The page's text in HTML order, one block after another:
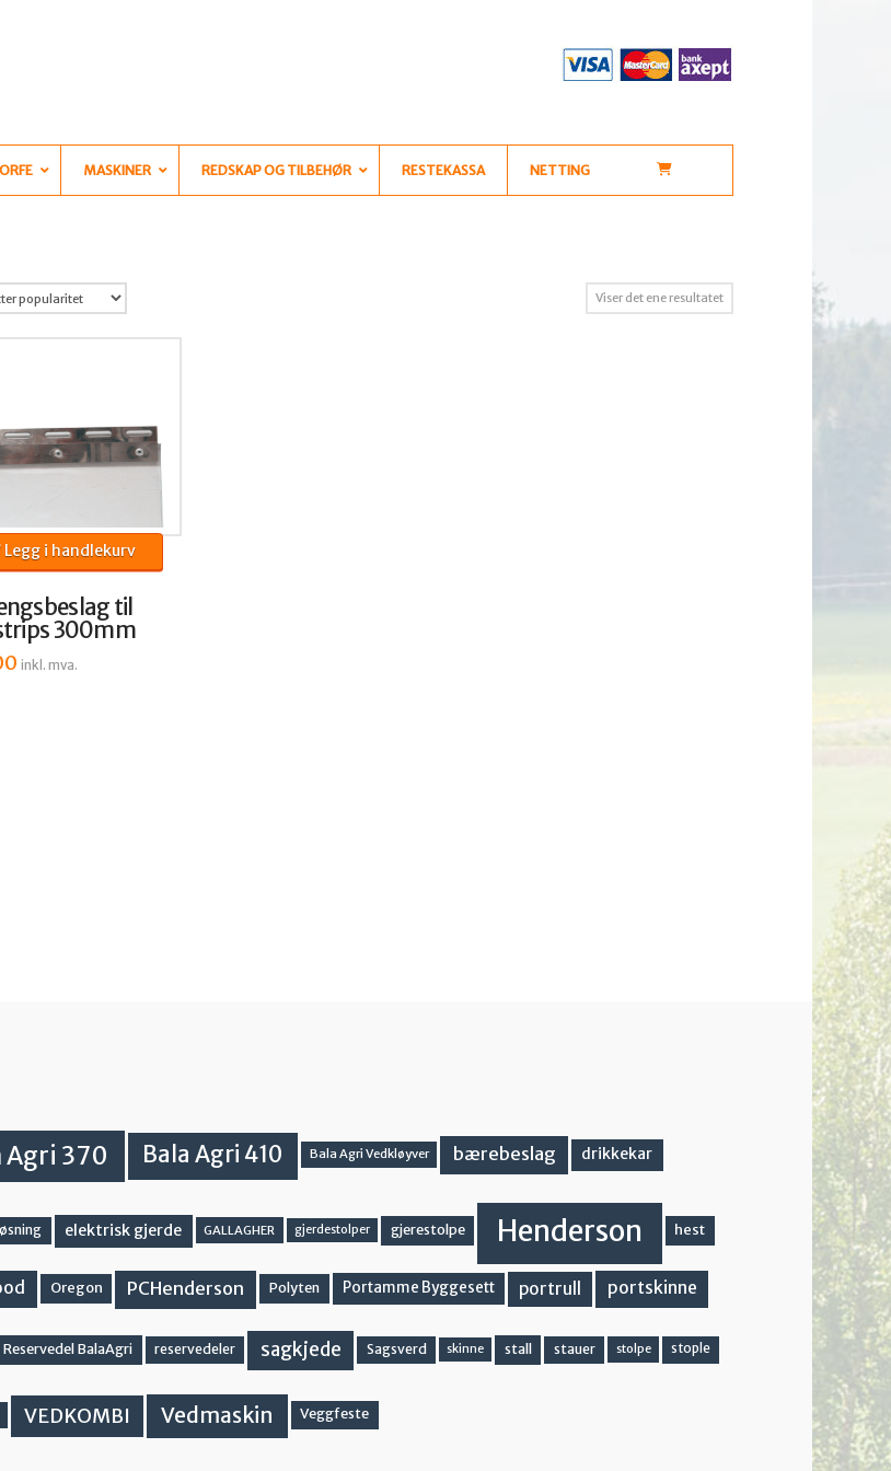
MASKINER REDSKAP OG TILBEHØR RESTEKASSA NETTING
Viser det ene resultatet
til
300mm
inkl. mva.
Legg i handlekurv
Agri 370 Bala Agri 410 Bala Agri Vedkløyver bærebeslag drikkekar
elektrisk gjerde GALLAGHER gjerdestolper gjerestolpe Henderson hest
Oregon PCHenderson Polyten Portamme Byggesett portrull portskinne
Reservedel BalaAgri reservedeler sagkjede Sagsverd skinne stall stauer stolpe stople
VEDKOMBI Vedmaskin Veggfeste